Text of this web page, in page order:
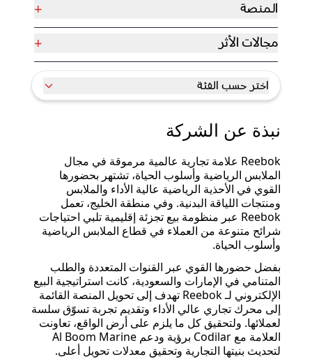
المنصة +
مجالات الأثر +
نبذة عن الشركة
Reebok علامة تجارية عالمية مرموقة في مجال
الملابس الرياضية وأسلوب الحياة، تشتهر بحضورها
القوي في الأحذية الرياضية عالية الأداء والملابس
ومنتجات اللياقة البدنية. وفي منطقة الخليج، تعمل
Reebok عبر منظومة بيع تجزئة إقليمية تلبي احتياجات
شرائح متنوعة من العملاء في قطاع الملابس الرياضية
وأسلوب الحياة.
بفضل حضورها القوي عبر القنوات المتعددة والطلب
المتنامي في الإمارات والسعودية، كانت استراتيجية البيع
الإلكتروني لـ Reebok تهدف إلى تحويل المنصة القائمة
إلى محرك تجاري عالي الأداء وتقديم تجربة تسوّق سلسة
لعملائها. ولتحقيق كل ما يلزم على أرض الواقع، تعاونت
العلامة مع Codilar برؤية ودعم Al Boom Marine
لتحديث بنيتها التجارية وتحقيق معدلات تحويل أعلى.
اختر حسب الفئة